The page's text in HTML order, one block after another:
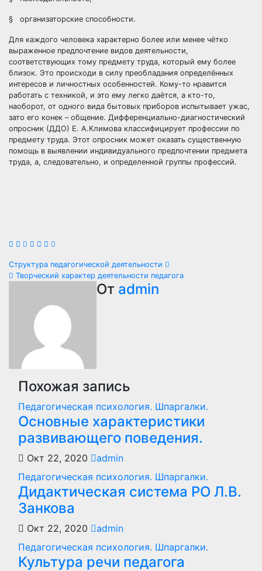
§ организаторские способности.
Для каждого человека характерно более или менее чётко
выраженное предпочтение видов деятельности,
соответствующих тому предмету труда, который ему более
близок. Это происходи в силу преобладания определённых
интересов и личностных особенностей. Кому-то нравится
работать с техникой, и это ему легко даётся, а кто-то,
наоборот, от одного вида бытовых приборов испытывает ужас,
зато его конек – общение. Дифференциально-диагностический
опросник (ДДО) Е. А.Климова классифицирует профессии по
предмету труда. Этот опросник может оказать существенную
помощь в выявлении индивидуального предпочтении предмета
труда, а, следовательно, и определенной группы профессий.
Навигация
записям
Структура педагогической деятельности
Творческий характер деятельности педагога
От admin
Похожая запись
Педагогическая психология. Шпаргалки.
Основные характеристики
развивающего поведения.
Окт 22, 2020
admin
Педагогическая психология. Шпаргалки.
Дидактическая система РО Л.В.
Занкова
Окт 22, 2020
admin
Педагогическая психология. Шпаргалки.
Культура речи педагога